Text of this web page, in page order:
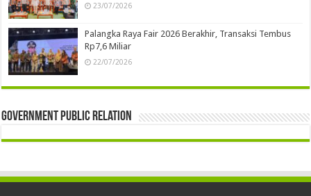
23/07/2026
Palangka Raya Fair 2026 Berakhir, Transaksi Tembus
Rp7,6 Miliar
22/07/2026
Government Public Relation